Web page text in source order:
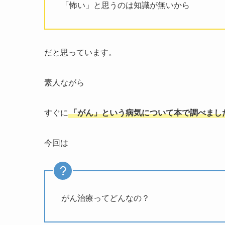
「怖い」と思うのは知識が無いから
だと思っています。
素人ながら
すぐに 「がん」という病気について本で調べまし
今回は
がん治療ってどんなの？